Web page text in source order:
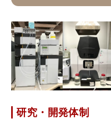
研究・開発体制